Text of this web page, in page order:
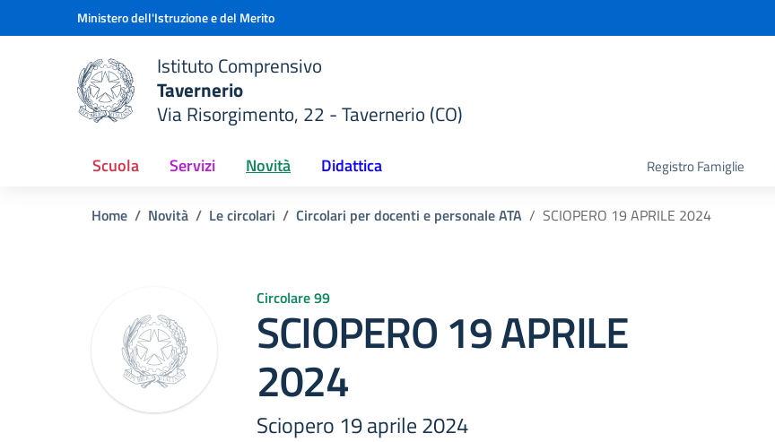
Vai ai contenuti
Vai al menu di navigazioneMinistero dell'Istruzione e del Merito
scuola
Istituto Comprensivo
Tavernerio
Via Risorgimento, 22 - Tavernerio (CO)
Scuola Servizi Novità Didattica Registro Famiglie
Home Novità Le circolari Circolari per docenti e personale ATA SCIOPERO 19 APRILE 2024
Circolare 99
SCIOPERO 19 APRILE
2024
Sciopero 19 aprile 2024